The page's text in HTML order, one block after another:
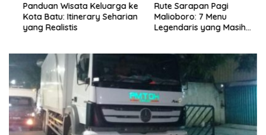
Panduan Wisata Keluarga ke
Kota Batu: Itinerary Seharian
yang Realistis
Rute Sarapan Pagi
Malioboro: 7 Menu
Legendaris yang Masih